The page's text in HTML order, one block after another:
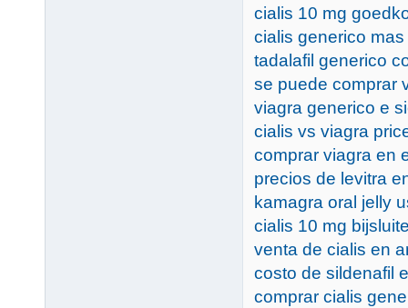
cialis 10 mg
cialis generico
tadalafil generico
se puede comprar
viagra generico e
cialis vs viagra
comprar viagra en
precios de levitra
kamagra oral jelly
cialis 10 mg
venta de cialis en
costo de sildenafil
comprar cialis